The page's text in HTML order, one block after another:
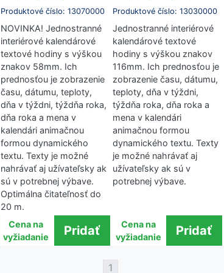
Produktové číslo: 13070000
NOVINKA! Jednostranné
interiérové kalendárové
textové hodiny s výškou
znakov 58mm. Ich
prednosťou je zobrazenie
času, dátumu, teploty,
dňa v týždni, týždňa roka,
dňa roka a mena v
kalendári animačnou
formou dynamického
textu. Texty je možné
nahrávať aj užívateľsky ak
sú v potrebnej výbave.
Optimálna čitateľnosť do
20 m.
Cena na
vyžiadanie
Produktové číslo: 13030000
Jednostranné interiérové
kalendárové textové
hodiny s výškou znakov
116mm. Ich prednosťou je
zobrazenie času, dátumu,
teploty, dňa v týždni,
týždňa roka, dňa roka a
mena v kalendári
animačnou formou
dynamického textu. Texty
je možné nahrávať aj
užívateľsky ak sú v
potrebnej výbave.
Cena na
vyžiadanie
1